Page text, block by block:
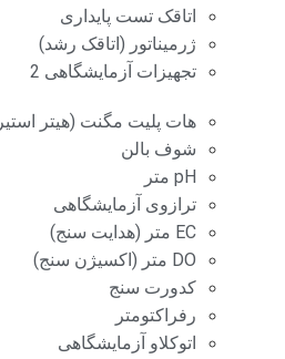
اتاقک تست پایداری
ژرمیناتور (اتاقک رشد)
تجهیزات آزمایشگاهی 2
هات پلیت مگنت (هیتر استیرر)
شوف بالن
pH متر
ترازوی آزمایشگاهی
EC متر (هدایت سنج)
DO متر (اکسیژن سنج)
کدورت سنج
رفراکتومتر
اتوکلاو آزمایشگاهی